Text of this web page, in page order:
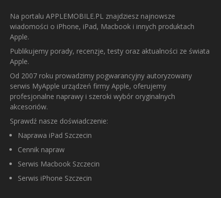
Na portalu APPLEMOBILE.PL znajdziesz najnowsze
wiadomości o iPhone, iPad, Macbook i innych produktach
Apple.
Publikujemy porady, recenzje, testy oraz aktualności ze świata
Apple.
Od 2007 roku prowadzimy pogwarancyjny autoryzowany
serwis MyApple urządzeń firmy Apple, oferujemy
profesjonalne naprawy i szeroki wybór oryginalnych
akcesoriów.
Sprawdź nasze doświadczenie:
Naprawa iPad Szczecin
Cennik napraw
Serwis Macbook Szczecin
Serwis iPhone Szczecin